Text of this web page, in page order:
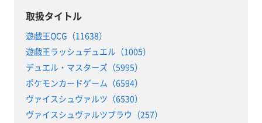
取扱タイトル
遊戯王OCG（11638）
遊戯王ラッシュデュエル（1005）
デュエル・マスターズ（5995）
ポケモンカードゲーム（6594）
ヴァイスシュヴァルツ（6530）
ヴァイスシュヴァルツブラウ（257）